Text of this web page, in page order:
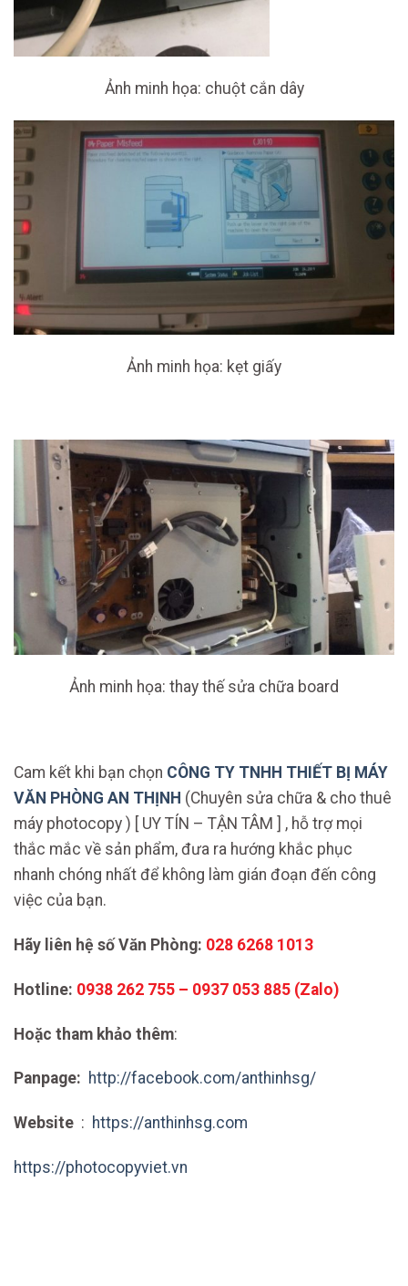
Ảnh minh họa: chuột cắn dây
Ảnh minh họa: kẹt giấy
Ảnh minh họa: thay thế sửa chữa board
Cam kết khi bạn chọn CÔNG TY TNHH THIẾT BỊ MÁY
VĂN PHÒNG AN THỊNH (Chuyên sửa chữa & cho thuê
máy photocopy ) [ UY TÍN – TẬN TÂM ] , hỗ trợ mọi
thắc mắc về sản phẩm, đưa ra hướng khắc phục
nhanh chóng nhất để không làm gián đoạn đến công
việc của bạn.
Hãy liên hệ số Văn Phòng: 028 6268 1013
Hotline: 0938 262 755 – 0937 053 885 (Zalo)
Hoặc tham khảo thêm:
Panpage: http://facebook.com/anthinhsg/
Website : https://anthinhsg.com
https://photocopyviet.vn